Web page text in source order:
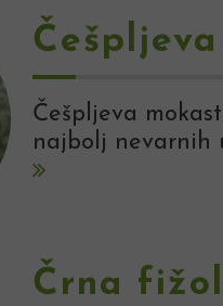
Češpljeva
najbolj nevarnih
Črna